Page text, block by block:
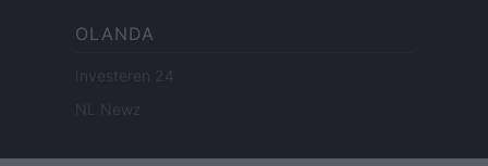
OLANDA
Investeren 24
NL Newz